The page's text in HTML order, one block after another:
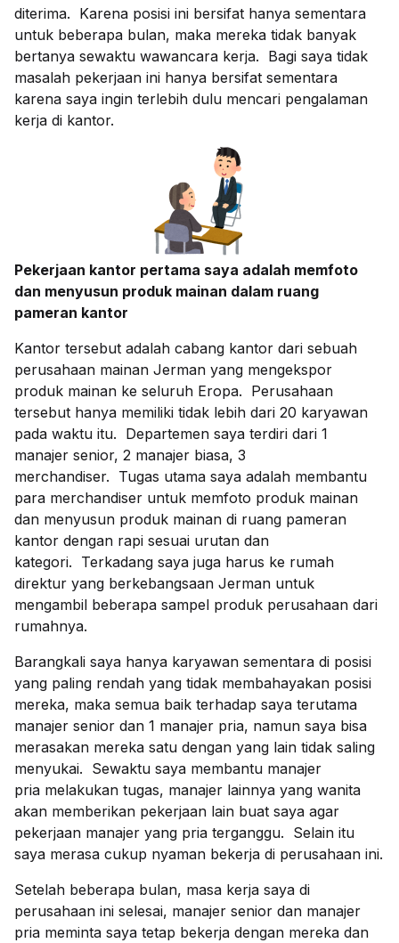
diterima. Karena posisi ini bersifat hanya sementara
untuk beberapa bulan, maka mereka tidak banyak
bertanya sewaktu wawancara kerja. Bagi saya tidak
masalah pekerjaan ini hanya bersifat sementara
karena saya ingin terlebih dulu mencari pengalaman
kerja di kantor.
Pekerjaan kantor pertama saya adalah memfoto
dan menyusun produk mainan dalam ruang
pameran kantor
Kantor tersebut adalah cabang kantor dari sebuah
perusahaan mainan Jerman yang mengekspor
produk mainan ke seluruh Eropa. Perusahaan
tersebut hanya memiliki tidak lebih dari 20 karyawan
pada waktu itu. Departemen saya terdiri dari 1
manajer senior, 2 manajer biasa, 3
merchandiser. Tugas utama saya adalah membantu
para merchandiser untuk memfoto produk mainan
dan menyusun produk mainan di ruang pameran
kantor dengan rapi sesuai urutan dan
kategori. Terkadang saya juga harus ke rumah
direktur yang berkebangsaan Jerman untuk
mengambil beberapa sampel produk perusahaan dari
rumahnya.
Barangkali saya hanya karyawan sementara di posisi
yang paling rendah yang tidak membahayakan posisi
mereka, maka semua baik terhadap saya terutama
manajer senior dan 1 manajer pria, namun saya bisa
merasakan mereka satu dengan yang lain tidak saling
menyukai. Sewaktu saya membantu manajer
pria melakukan tugas, manajer lainnya yang wanita
akan memberikan pekerjaan lain buat saya agar
pekerjaan manajer yang pria terganggu. Selain itu
saya merasa cukup nyaman bekerja di perusahaan ini.
Setelah beberapa bulan, masa kerja saya di
perusahaan ini selesai, manajer senior dan manajer
pria meminta saya tetap bekerja dengan mereka dan